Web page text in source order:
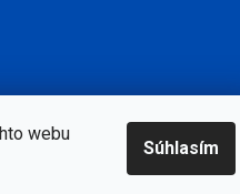
webu
Súhlasím